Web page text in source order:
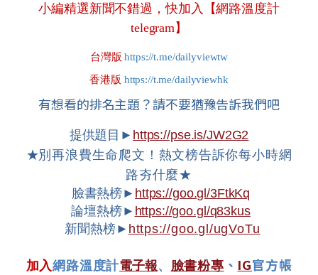
小編精選新聞不錯過，快加入【網路溫度計
telegram】
台灣版 https://t.me/dailyviewtw
香港版 https://t.me/dailyviewhk
有想看的排名主題？請不要猶豫告訴我們吧
提供題目► https://pse.is/JW2G2
★別再浪費生命爬文！熱文榜告訴你每小時網
路夯什麼★
臉書熱榜► https://goo.gl/3FtkKq
論壇熱榜► https://goo.gl/q83kus
新聞熱榜► https://goo.gl/ugVoTu
加入網路溫度計電子報、 臉書粉專 、 IG官方帳